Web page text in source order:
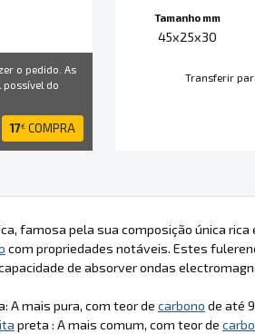
o pedido. As
do
17€ COMPRA
Tamanho mm
45x25x30
Transferir
famosa pela sua composição única rica
com propriedades notáveis. Estes
de absorver ondas
A mais pura, com teor de carbono de até
preta : A mais comum, com teor de